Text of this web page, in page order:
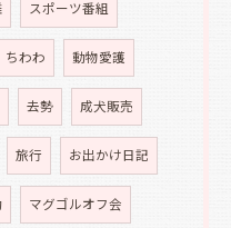
スポーツ番組
ちわわ 動物愛護
去勢 成犬販売
旅行 お出かけ日記
マグゴルオフ会